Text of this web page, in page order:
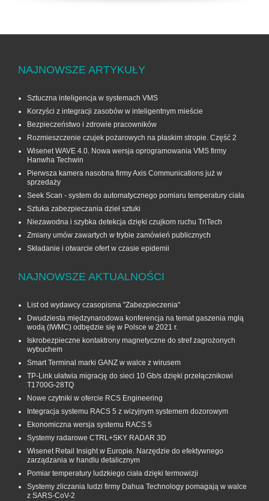
NAJNOWSZE ARTYKUŁY
Sztuczna inteligencja w systemach VMS
Korzyści z integracji zasobów w inteligentnym mieście
Bezpieczeństwo i zdrowie pracowników
Rozmieszczenie czujek pożarowych na płaskim stropie. Część 2
Wisenet WAVE 4.0. Nowa wersja oprogramowania VMS firmy
Hanwha Techwin
Pierwsza kamera nasobna firmy Axis Communications już w
sprzedaży
Seek Scan - system do automatycznego pomiaru temperatury ciała
Sztuka zabezpieczania dzieł sztuki
Niezawodna i szybka detekcja dzięki czujkom ruchu TriTech
Zmiany umów zawartych w trybie zamówień publicznych
Składanie i otwarcie ofert w czasie epidemii
NAJNOWSZE AKTUALNOŚCI
List od wydawcy czasopisma "Zabezpieczenia"
Dwudziesta międzynarodowa konferencja na temat gaszenia mgłą
wodą (IWMC) odbędzie się w Polsce w 2021 r.
Iskrobezpieczne kontaktrony magnetyczne do stref zagrożonych
wybuchem
Smart Terminal marki GANZ w walce z wirusem
TP-Link ułatwia migrację do sieci 10 Gb/s dzięki przełącznikowi
T1700G‑28TQ
Nowe czytniki w ofercie RCS Engineering
Integracja systemu RACS 5 z wizyjnym systemem dozorowym
Ekonomiczna wersja systemu RACS 5
Systemy radarowe CTRL+SKY RADAR 3D
Wisenet Retail Insight w Europie. Narzędzie do efektywnego
zarządzania w handlu detalicznym
Pomiar temperatury ludzkiego ciała dzięki termowizji
Systemy zliczania ludzi firmy Dahua Technology pomagają w walce
z SARS-CoV-2